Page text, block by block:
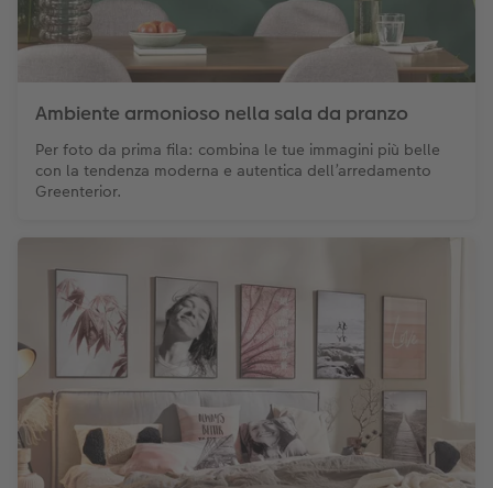
Ambiente armonioso nella sala da pranzo
Per foto da prima fila: combina le tue immagini più belle
con la tendenza moderna e autentica dell’arredamento
Greenterior.